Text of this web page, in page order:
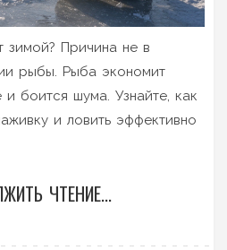
Причина не в
рыбы. Рыба экономит
боится шума. Узнайте, как
и ловить эффективно
ЧТЕНИЕ...